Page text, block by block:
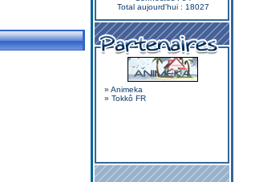
Total aujourd'hui : 18027
» Animeka
» Tokkô FR